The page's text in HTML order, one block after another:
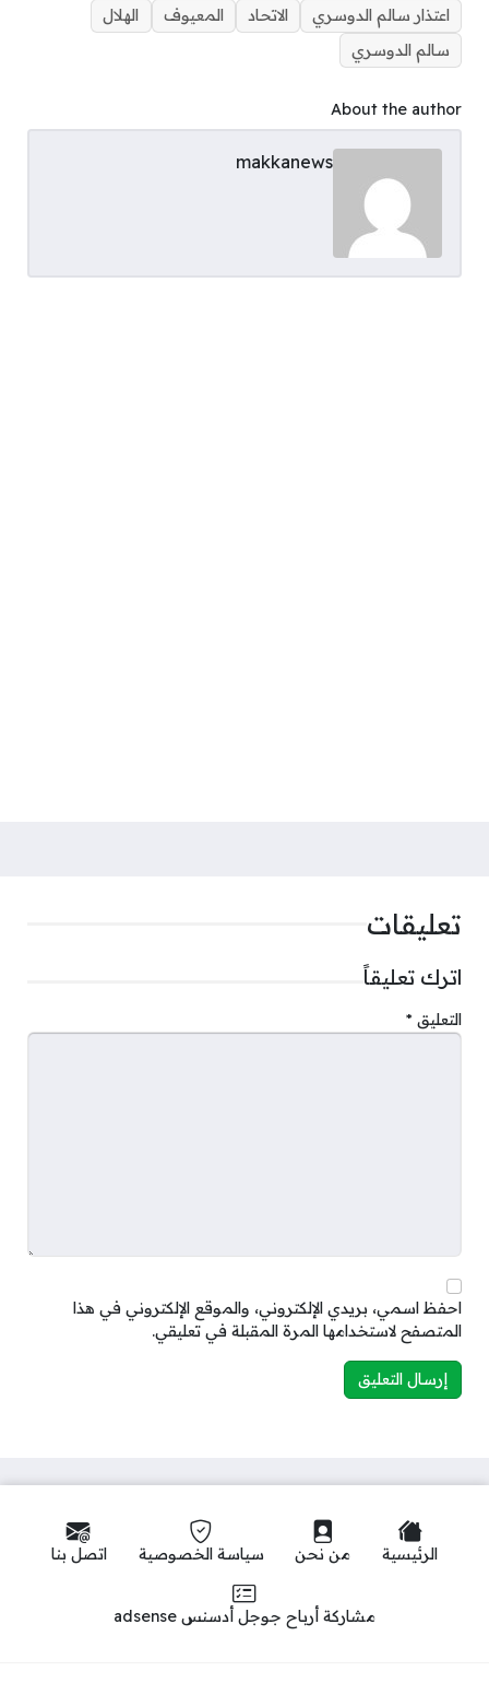
اعتذار سالم الدوسري
الاتحاد المعيوف
الهلال
سالم الدوسري
About the author
makkanews
تعليقات
اترك تعليقاً
التعليق *
احفظ اسمي، بريدي الإلكتروني، والموقع الإلكتروني في هذا
المتصفح لاستخدامها المرة المقبلة في تعليقي.
الرئيسية من نحن سياسة الخصوصية اتصل بنا
مشاركة أرباح جوجل أدسنس adsense